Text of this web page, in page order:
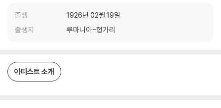
출생
1926년 02월 19일
출생지
루마니아-헝가리
아티스트 소개